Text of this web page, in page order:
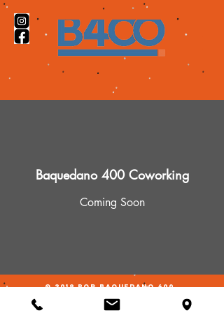
Baquedano 400 Coworking
Coming Soon
© 2019 por Baquedano 400.